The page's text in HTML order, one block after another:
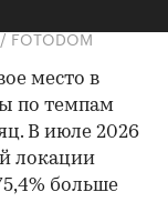
FOTODOM
место в
по темпам
В июле 2026
локации
больше